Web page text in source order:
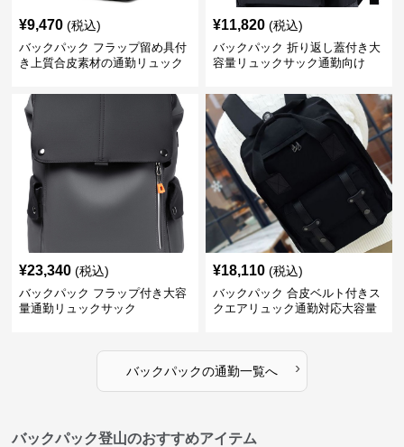
¥9,470 (税込)
バックパック フラップ留め具付
き上質合皮素材の通勤リュック
¥11,820 (税込)
バックパック 折り返し蓋付き大
容量リュックサック通勤向け
¥23,340 (税込)
バックパック フラップ付き大容
量通勤リュックサック
¥18,110 (税込)
バックパック 合皮ベルト付きス
クエアリュック通勤対応大容量
バックパックの通勤一覧へ ›
バックパック登山のおすすめアイテム